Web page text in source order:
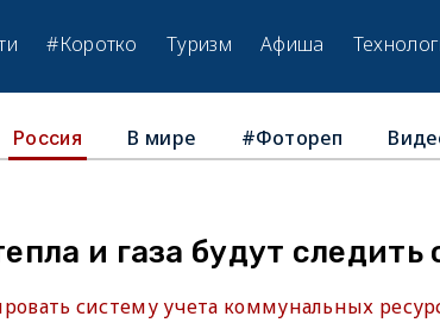
#Коротко Туризм Афиша
Россия В мире #Фотореп
и газа будут следить
систему учета коммунальных